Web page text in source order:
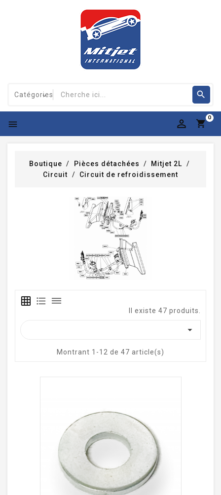

0
Boutique Pièces détachées
Mitjet 2L
Circuit
Circuit de refroidissement
grid_on format_list_bulleted dehaze
Il existe 47 produits.

Montrant 1-12 de 47 article(s)